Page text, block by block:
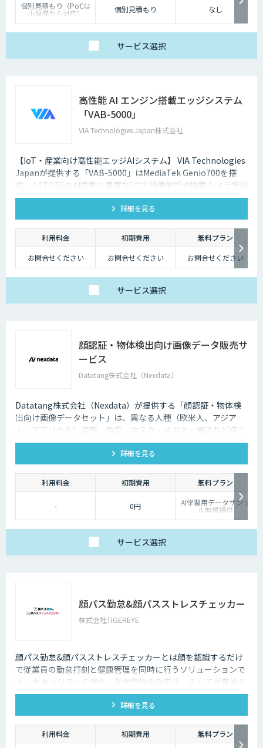
個別見積もり（PoCは
小規模から対応） 個別見積もり なし
サービス選択
高性能 AI エンジン搭載エッジシステム
「VAB-5000」
VIA Technologies Japan株式会社
【IoT・産業向け高性能エッジAIシステム】 VIA Technologies
Japanが提供する「VAB-5000」はMediaTek Genio700を搭
載。4.0TOPSのAI性能と豊富なI/Oで映像解析や複数カメラ接続
に対応し、低消消費電力かつ小型で柔軟な設置が可能です。
詳細を見る
利用料金 初期費用
無料プラン
お問合せください
お問合せください お問合せください
サービス選択
顔認証・物体検出向け画像データ販売サ
ービス
Datatang株式会社（Nexdata）
Datatang株式会社（Nexdata）が提供する「顔認証・物体検
出向け画像データセット」は、異なる人種（欧米人、アジア
人、アフリカ人）姿勢、角度、マスク・メガネ・帽子など様々
な状況をカバー、総計500万枚を超えています。
詳細を見る
利用料金 初期費用 無料プラン
- 0円 AI学習用データサンプ
ル無償提供
サービス選択
顔パス勤怠&顔パスストレスチェッカー
株式会社TIGEREYE
顔パス勤怠&顔パスストレスチェッカーとは顔を認識するだけ
で従業員の勤怠打刻と健康管理を同時に行うソリューションで
す。 セキュリティの強化、勤怠管理の効率化、そして従業員の
ウェルビーイングの向上を目的として設計されています。
詳細を見る
利用料金 初期費用
無料プラン